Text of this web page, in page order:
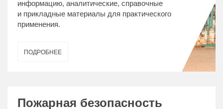
информацию, аналитические, справочные
и прикладные материалы для практического
применения.
ПОДРОБНЕЕ
Пожарная безопасность